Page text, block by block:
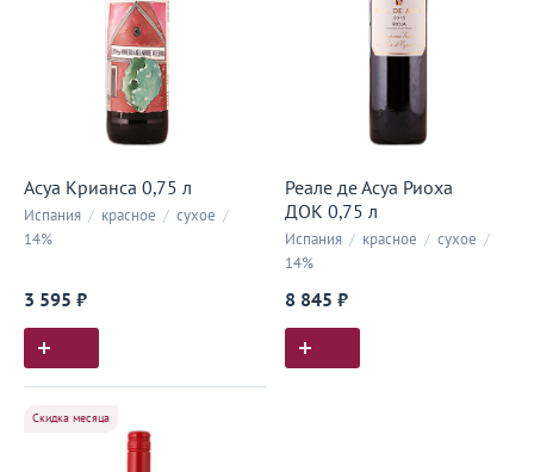
Асуа Крианса 0,75 л
Испания / красное / сухое /
14%
3 595 ₽
Реале де Асуа Риоха
ДОК 0,75 л
Испания / красное / сухое /
14%
8 845 ₽
Скидка месяца